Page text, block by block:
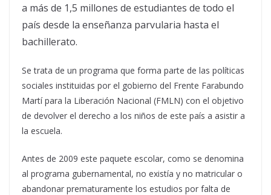
a más de 1,5 millones de estudiantes de todo el
país desde la enseñanza parvularia hasta el
bachillerato.
Se trata de un programa que forma parte de las políticas
sociales instituidas por el gobierno del Frente Farabundo
Martí para la Liberación Nacional (FMLN) con el objetivo
de devolver el derecho a los niños de este país a asistir a
la escuela.
Antes de 2009 este paquete escolar, como se denomina
al programa gubernamental, no existía y no matricular o
abandonar prematuramente los estudios por falta de